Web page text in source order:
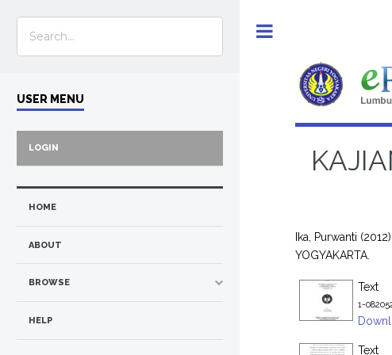
Ika, Purwanti (2012)
YOGYAKARTA.
Text
1-
Text
USER MENU
LOGIN
HOME
ABOUT
BROWSE
HELP